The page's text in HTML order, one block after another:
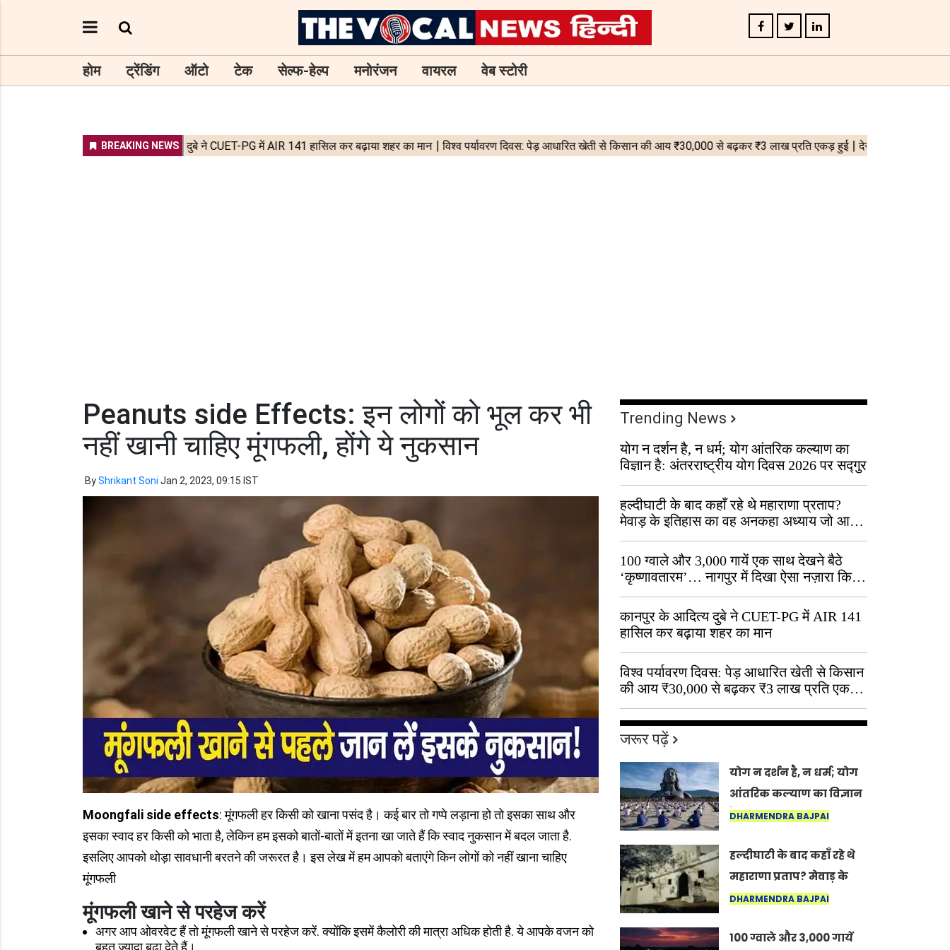
होम ट्रेंडिंग ऑटो टेक सेल्फ-हेल्प मनोरंजन वायरल वेब स्टोरी
Peanuts side Effects: इन लोगों को भूल कर भी
नहीं खानी चाहिए मूंगफली, होंगे ये नुकसान
ByShrikant Soni Jan 2, 2023, 09:15 IST
Moongfali side effects: मूंगफली हर किसी को खाना पसंद है। कई बार तो गप्पे लड़ाना हो तो इसका साथ और
इसका स्वाद हर किसी को भाता है, लेकिन हम इसको बातों-बातों में इतना खा जाते हैं कि स्वाद नुकसान में बदल जाता है.
इसलिए आपको थोड़ा सावधानी बरतने की जरूरत है। इस लेख में हम आपको बताएंगे किन लोगों को नहीं खाना चाहिए
मूंगफली
मूंगफली खाने से परहेज करें
अगर आप ओवरवेट हैं तो मूंगफली खाने से परहेज करें. क्योंकि इसमें कैलोरी की मात्रा अधिक होती है. ये आपके वजन को
बहुत ज्यादा बढ़ा देते हैं।
Trending News
योग न दर्शन है, न धर्म; योग आंतरिक कल्याण का
विज्ञान है: अंतरराष्ट्रीय योग दिवस 2026 पर सद्गुर
हल्दीघाटी के बाद कहाँ रहे थे महाराणा प्रताप?
मेवाड़ के इतिहास का वह अनकहा अध्याय जो आज
भी कोल्यारी में जीवित है
100 ग्वाले और 3,000 गायें एक साथ देखने बैठे
‘कृष्णावतारम’… नागपुर में दिखा ऐसा नज़ारा कि
लोग बोले, “ऐसा तो सिर्फ़ कृष्ण ही कर सकते हैं”
कानपुर के आदित्य दुबे ने CUET-PG में AIR 141
हासिल कर बढ़ाया शहर का मान
विश्व पर्यावरण दिवस: पेड़ आधारित खेती से किसान
की आय ₹30,000 से बढ़कर ₹3 लाख प्रति एकड़
हुई
जरूर पढ़ें
योग न दर्शन है, न धर्म; योग
आंतरिक कल्याण का विज्ञान
है: अंतरराष्ट्रीय योग दिवस
DHARMENDRA BAJPAI
हल्दीघाटी के बाद कहाँ रहे थे
महाराणा प्रताप? मेवाड़ के
इतिहास का वह अनकहा
में जीवित है
DHARMENDRA BAJPAI
100 ग्वाले और 3,000 गायें